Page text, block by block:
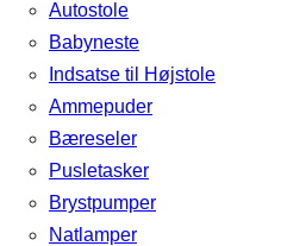
Autostole
Babyneste
Indsatse til Højstole
Ammepuder
Bæreseler
Pusletasker
Brystpumper
Natlamper